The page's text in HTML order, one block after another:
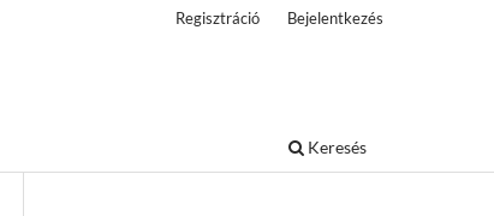
Keresés
Regisztráció Bejelentkezés